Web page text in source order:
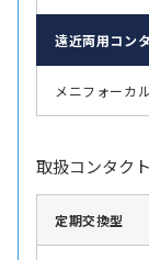
遠近両用コン
メニフォーカ
取扱コンタク
定期交換型